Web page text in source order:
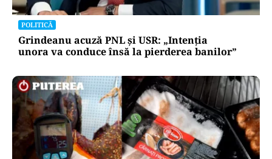
POLITICĂ
Grindeanu acuză PNL și USR: „Intenția
unora va conduce însă la pierderea banilor”